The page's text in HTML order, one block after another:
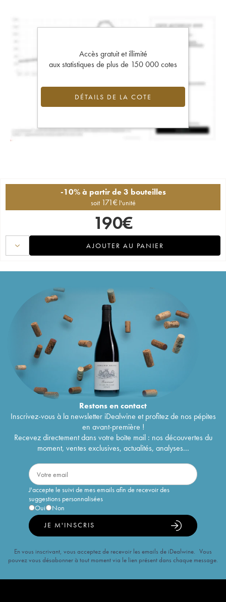
Accès gratuit et illimité
aux statistiques de plus de 150 000 cotes
DÉTAILS DE LA COTE
-10% à partir de 3 bouteilles
soit 171€ l'unité
190€
AJOUTER AU PANIER
Restons encontact
Inscrivez-vous à la newsletter iDealwine et profitez de nos pépites
en avant-première !
Recevez directement dans votre boîte mail : nos découvertes du
moment, ventes exclusives, actualités, analyses...
J'accepte le suivi de mes emails afin de recevoir des
suggestions personnalisées
Oui
Non
JE M'INSCRIS
En vous inscrivant, vous acceptez de recevoir les emails de iDealwine. Vous
pouvez vous désabonner à tout moment via le lien présent dans chaque message.